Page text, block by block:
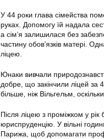
У 44 роки глава сімейства
руках. Допомогу їй надала
а сім’я залишилася без
частину обов’язків матері.
ліцею.
Юнаки вивчали
добре, що закінчили ліцей за
більше, ніж Вільгельм,
Після ліцею з проміжком у
юриспруденцію. У вільні
Парижа, щоб допомагати